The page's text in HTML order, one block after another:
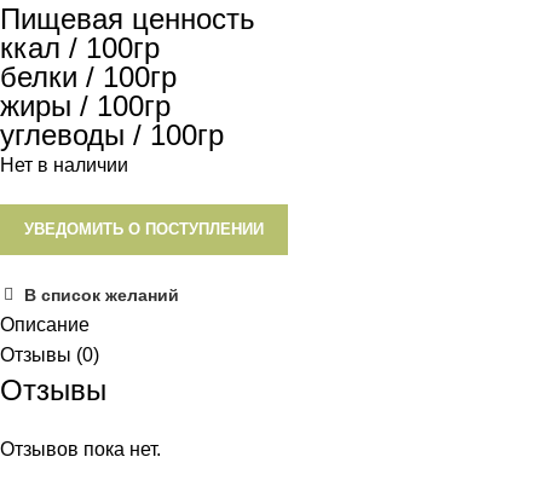
Пищевая ценность
ккал / 100гр
белки / 100гр
жиры / 100гр
углеводы / 100гр
Нет в наличии
УВЕДОМИТЬ О ПОСТУПЛЕНИИ
В список желаний
Описание
Отзывы (0)
Отзывы
Отзывов пока нет.